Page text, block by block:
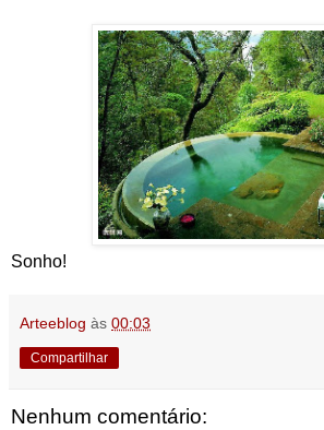
Sonho!
Arteeblog às 00:03
Compartilhar
Nenhum comentário: